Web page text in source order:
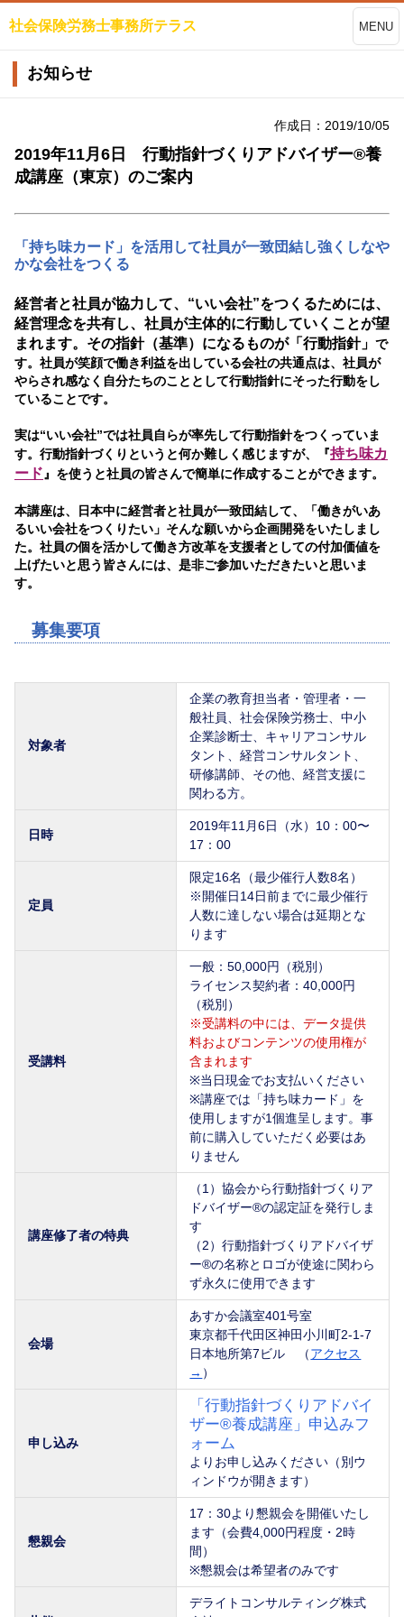
社会保険労務士事務所テラス MENU
お知らせ
作成日：2019/10/05
2019年11月6日 行動指針づくりアドバイザー®養
成講座（東京）のご案内
「持ち味カード」を活用して社員が一致団結し強くしなや
かな会社をつくる
経営者と社員が協力して、“いい会社”をつくるためには、
経営理念を共有し、社員が主体的に行動していくことが望
まれます。 その指針（基準）になるものが「行動指針」 で
す。社員が笑顔で働き利益を出している会社の共通点は、社員が
やらされ感なく自分たちのこととして行動指針にそった行動をし
ていることです。
実は“いい会社”では社員自らが率先して行動指針をつくっていま
す。行動指針づくりというと何か難しく感じますが、『持ち味カ
ード 』を使うと社員の皆さんで簡単に作成することができます。
本講座は、日本中に経営者と社員が一致団結して、「働きがいあ
るいい会社をつくりたい」そんな願いから企画開発をいたしまし
た。社員の個を活かして働き方改革を支援者としての付加価値を
上げたいと思う皆さんには、是非ご参加いただきたいと思いま
す。
募集要項
対象者
企業の教育担当者・管理者・一
般社員、社会保険労務士、中小
企業診断士、キャリアコンサル
タント、経営コンサルタント、
研修講師、その他、経営支援に
関わる方。
日時
2019年11月6日（水）10：00〜
17：00
定員
限定16名（最少催行人数8名）
※開催日14日前までに最少催行
人数に達しない場合は延期とな
ります
受講料
一般：50,000円（税別）
ライセンス契約者：40,000円
（税別）
※受講料の中には、データ提供
料およびコンテンツの使用権が
含まれます
※当日現金でお支払いください
※講座では「持ち味カード」を
使用しますが1個進呈します。事
前に購入していただく必要はあ
りません
講座修了者の特典
（1）協会から行動指針づくりア
ドバイザー®の認定証を発行しま
す
（2）行動指針づくりアドバイザ
ー®の名称とロゴが使途に関わら
ず永久に使用できます
会場
あすか会議室401号室
東京都千代田区神田小川町2-1-7
日本地所第7ビル （アクセス
→ ）
申し込み
「行動指針づくりアドバイ
ザー®養成講座」申込みフ
ォーム
よりお申し込みください（別ウ
ィンドウが開きます）
懇親会
17：30より懇親会を開催いたし
ます（会費4,000円程度・2時
間）
※懇親会は希望者のみです
デライトコンサルティング株式